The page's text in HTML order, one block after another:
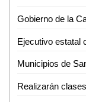
Ejecutivo estatal